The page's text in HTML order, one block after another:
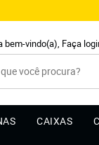
bem-vindo(a), Faça
CAIXAS